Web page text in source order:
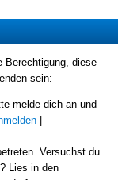
Berechtigung, diese
sein:
melde dich an und
|
Versuchst du
Lies in den